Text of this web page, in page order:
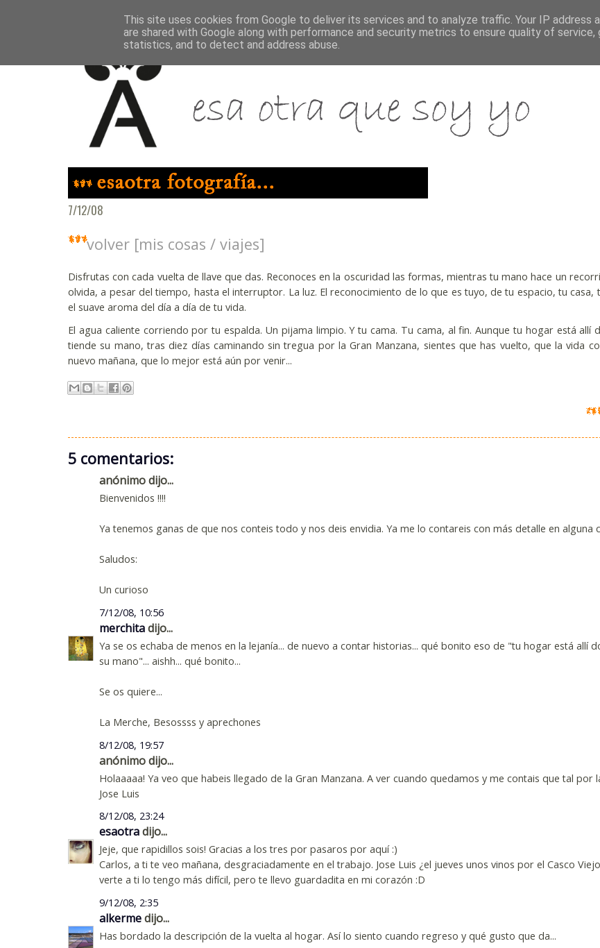
7/12/08
volver [mis cosas / viajes]
Disfrutas con cada vuelta de llave que das. Reconoces en la oscuridad las formas, mientras tu mano hace un
olvida, a pesar del tiempo, hasta el interruptor. La luz. El reconocimiento de lo que es tuyo, de tu espacio, tu casa,
el suave aroma del día a día de tu vida.
El agua caliente corriendo por tu espalda. Un pijama limpio. Y tu cama. Tu cama, al fin. Aunque tu hogar está allí
tiende su mano, tras diez días caminando sin tregua por la Gran Manzana, sientes que has vuelto, que la vida
nuevo mañana, que lo mejor está aún por venir...
5 comentarios:
anónimo dijo...
Bienvenidos !!!!
Ya tenemos ganas de que nos conteis todo y nos deis envidia. Ya me lo contareis con más detalle en alguna
Saludos:
Un curioso
7/12/08, 10:56
merchitadijo...
Ya se os echaba de menos en la lejanía... de nuevo a contar historias... qué bonito eso de "tu hogar está allí
su mano"... aishh... qué bonito...
Se os quiere...
La Merche, Besossss y aprechones
8/12/08, 19:57
anónimo dijo...
Holaaaaa! Ya veo que habeis llegado de la Gran Manzana. A ver cuando quedamos y me contais que tal por
Jose Luis
8/12/08, 23:24
esaotradijo...
Jeje, que rapidillos sois! Gracias a los tres por pasaros por aquí :)
Carlos, a ti te veo mañana, desgraciadamente en el trabajo. Jose Luis ¿el jueves unos vinos por el Casco
verte a ti lo tengo más difícil, pero te llevo guardadita en mi corazón :D
9/12/08, 2:35
alkermedijo...
Has bordado la descripción de la vuelta al hogar. Así lo siento cuando regreso y qué gusto que da...
This site uses cookies from Google to deliver its services and to analyze traffic. Your IP address
are shared with Google along with performance and security metrics to ensure quality of service,
statistics, and to detect and address abuse.